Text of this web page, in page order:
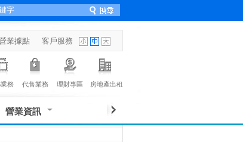
業據點 客戶服務
務 代售業務 理財專區 房地產出租
營業資訊